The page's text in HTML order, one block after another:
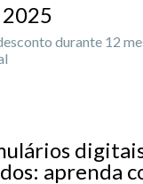
durante 12
aprenda